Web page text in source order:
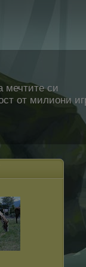
мечтите си
от милиони